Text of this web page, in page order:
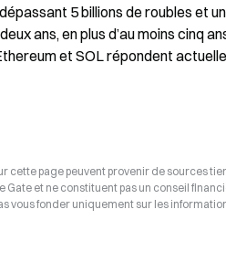
5 billions de roubles et
ans, en plus d’au moins cinq
et SOL répondent
cette page peuvent provenir de sources
Gate et ne constituent pas un conseil
vous fonder uniquement sur les